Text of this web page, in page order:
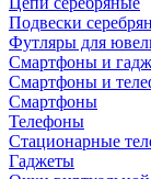
Подвески
Футляры для
Смартфоны и
Смартфоны и
Смартфоны
Телефоны
Стационарные
Гаджеты